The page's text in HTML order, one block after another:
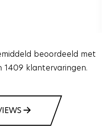
beoordeeld met
1409 klantervaringen.